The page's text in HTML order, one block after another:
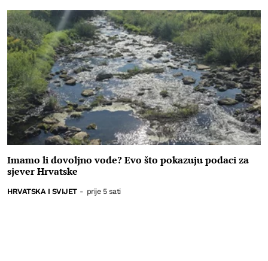
Imamo li dovoljno vode? Evo što pokazuju podaci za
sjever Hrvatske
HRVATSKA I SVIJET - prije 5 sati